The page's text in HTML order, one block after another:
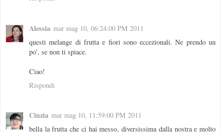
Alessia mar mag 10, 06:24:00 PM 2011
questi melange di frutta e fiori sono eccezionali. Ne prendo un
po', se non ti spiace.
Ciao!
Rispondi
Cinzia mar mag 10, 11:59:00 PM 2011
bella la frutta che ci hai messo, diversissima dalla nostra e molto